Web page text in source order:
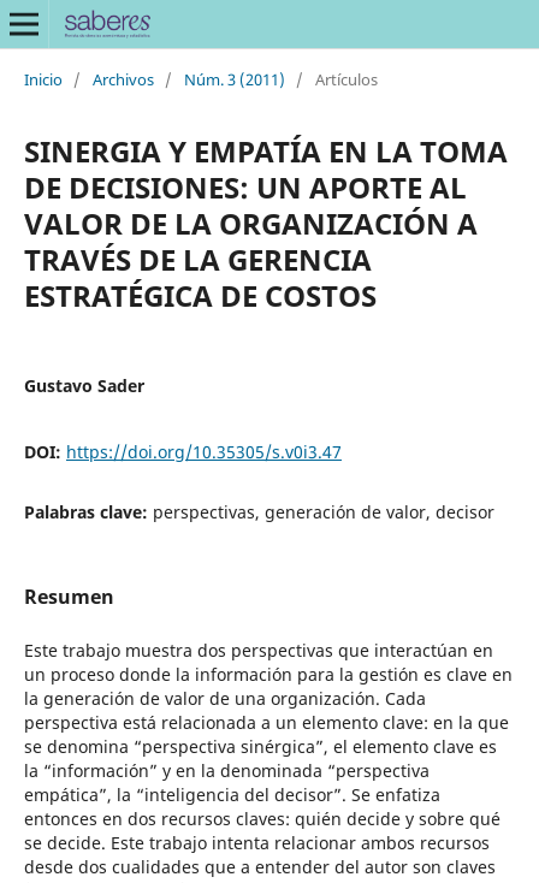
Inicio / Archivos / Núm. 3 (2011) / Artículos
SINERGIA Y EMPATÍA EN LA TOMA
DE DECISIONES: UN APORTE AL
VALOR DE LA ORGANIZACIÓN A
TRAVÉS DE LA GERENCIA
ESTRATÉGICA DE COSTOS
Gustavo Sader
DOI: https://doi.org/10.35305/s.v0i3.47
Palabras clave: perspectivas, generación de valor, decisor
Resumen
Este trabajo muestra dos perspectivas que interactúan en
un proceso donde la información para la gestión es clave en
la generación de valor de una organización. Cada
perspectiva está relacionada a un elemento clave: en la que
se denomina “perspectiva sinérgica”, el elemento clave es
la “información” y en la denominada “perspectiva
empática”, la “inteligencia del decisor”. Se enfatiza
entonces en dos recursos claves: quién decide y sobre qué
se decide. Este trabajo intenta relacionar ambos recursos
desde dos cualidades que a entender del autor son claves